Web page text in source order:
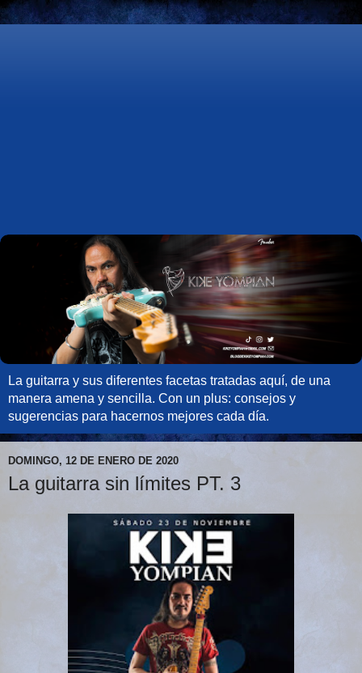
La guitarra y sus diferentes facetas tratadas aquí, de una
manera amena y sencilla. Con un plus: consejos y
sugerencias para hacernos mejores cada día.
DOMINGO, 12 DE ENERO DE 2020
La guitarra sin límites PT. 3